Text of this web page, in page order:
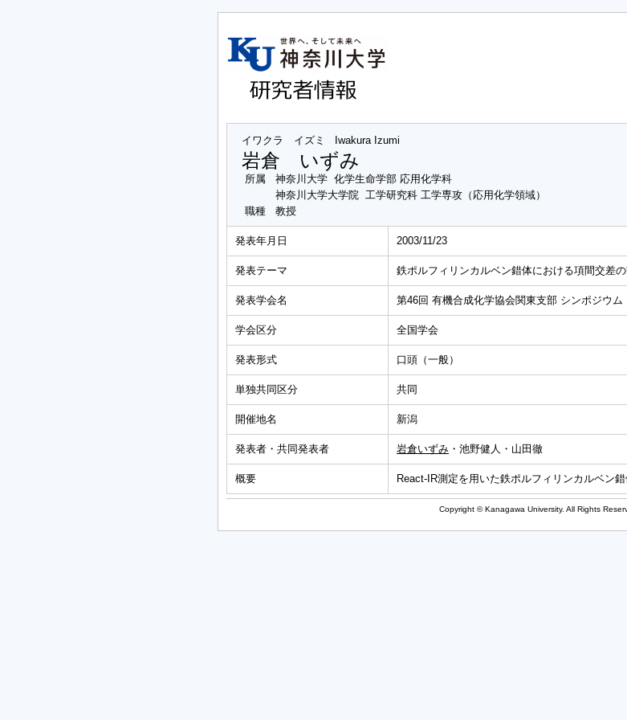
イワクラ イズミ Iwakura Izumi
岩倉 いずみ
所属
神奈川大学 化学生命学部 応用化学科
神奈川大学大学院 工学研究科 工学専攻（応用化学領域）
職種
教授
発表年月日 2003/11/23
発表テーマ 鉄ポルフィリンカルベン錯体における項間交差の
発表学会名 第46回 有機合成化学協会関東支部 シンポジウム
学会区分 全国学会
発表形式 口頭（一般）
単独共同区分 共同
開催地名 新潟
発表者・共同発表者 岩倉いずみ ・池野健人・山田徹
概要 React-IR測定を用いた鉄ポルフィリンカルベン
Copyright © Kanagawa University. All Rights